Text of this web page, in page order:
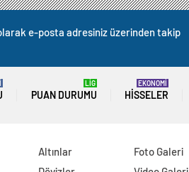
e-posta adresiniz üzerinden takip
PUAN DURUMU
LİG
HISSELER
EKONOMİ
Altınlar
Foto Galeri